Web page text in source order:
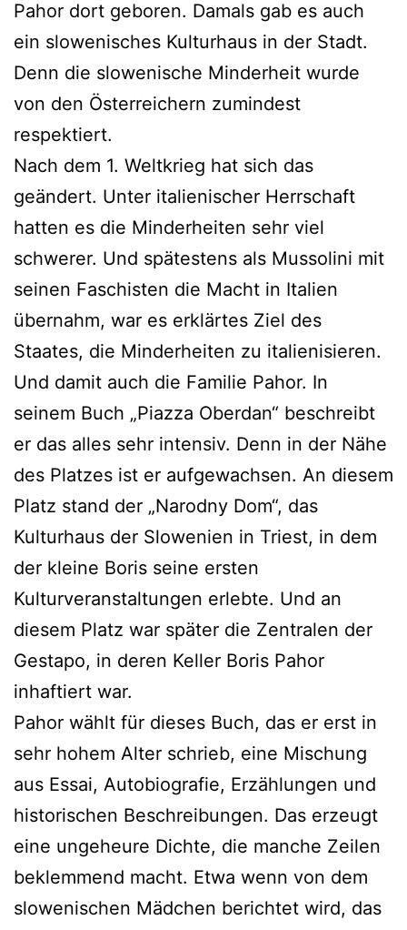
Pahor dort geboren. Damals gab es auch
ein slowenisches Kulturhaus in der Stadt.
Denn die slowenische Minderheit wurde
von den Österreichern zumindest
respektiert.
Nach dem 1. Weltkrieg hat sich das
geändert. Unter italienischer Herrschaft
hatten es die Minderheiten sehr viel
schwerer. Und spätestens als Mussolini mit
seinen Faschisten die Macht in Italien
übernahm, war es erklärtes Ziel des
Staates, die Minderheiten zu italienisieren.
Und damit auch die Familie Pahor. In
seinem Buch „Piazza Oberdan“ beschreibt
er das alles sehr intensiv. Denn in der Nähe
des Platzes ist er aufgewachsen. An diesem
Platz stand der „Narodny Dom“, das
Kulturhaus der Slowenien in Triest, in dem
der kleine Boris seine ersten
Kulturveranstaltungen erlebte. Und an
diesem Platz war später die Zentralen der
Gestapo, in deren Keller Boris Pahor
inhaftiert war.
Pahor wählt für dieses Buch, das er erst in
sehr hohem Alter schrieb, eine Mischung
aus Essai, Autobiografie, Erzählungen und
historischen Beschreibungen. Das erzeugt
eine ungeheure Dichte, die manche Zeilen
beklemmend macht. Etwa wenn von dem
slowenischen Mädchen berichtet wird, das